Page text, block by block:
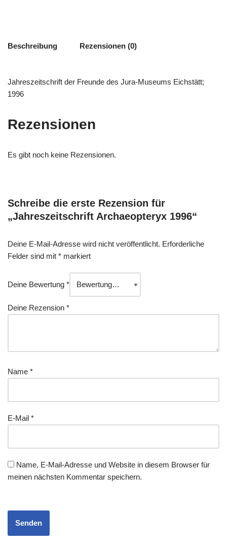
Beschreibung Rezensionen (0)
Jahreszeitschrift der Freunde des Jura-Museums Eichstätt;
1996
Rezensionen
Es gibt noch keine Rezensionen.
Schreibe die erste Rezension für
„Jahreszeitschrift Archaeopteryx 1996“
Deine E-Mail-Adresse wird nicht veröffentlicht. Erforderliche
Felder sind mit * markiert
Deine Bewertung *
Deine Rezension *
Name *
E-Mail *
Name, E-Mail-Adresse und Website in diesem Browser für
meinen nächsten Kommentar speichern.